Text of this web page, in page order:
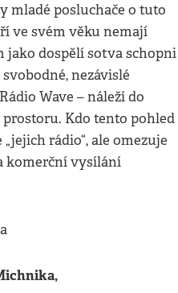
mladé posluchače o tuto
ve svém věku nemají
jako dospělí sotva schopni
nezávislé
Wave – náleží do
Kdo tento pohled
rádio“, ale omezuje
komerční vysílání